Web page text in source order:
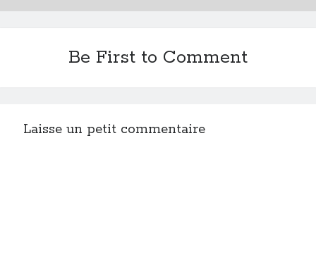
Be First to Comment
Laisse un petit commentaire